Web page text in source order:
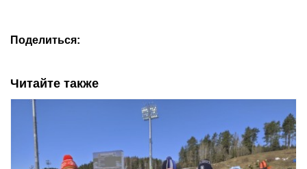
Поделиться:
Читайте также